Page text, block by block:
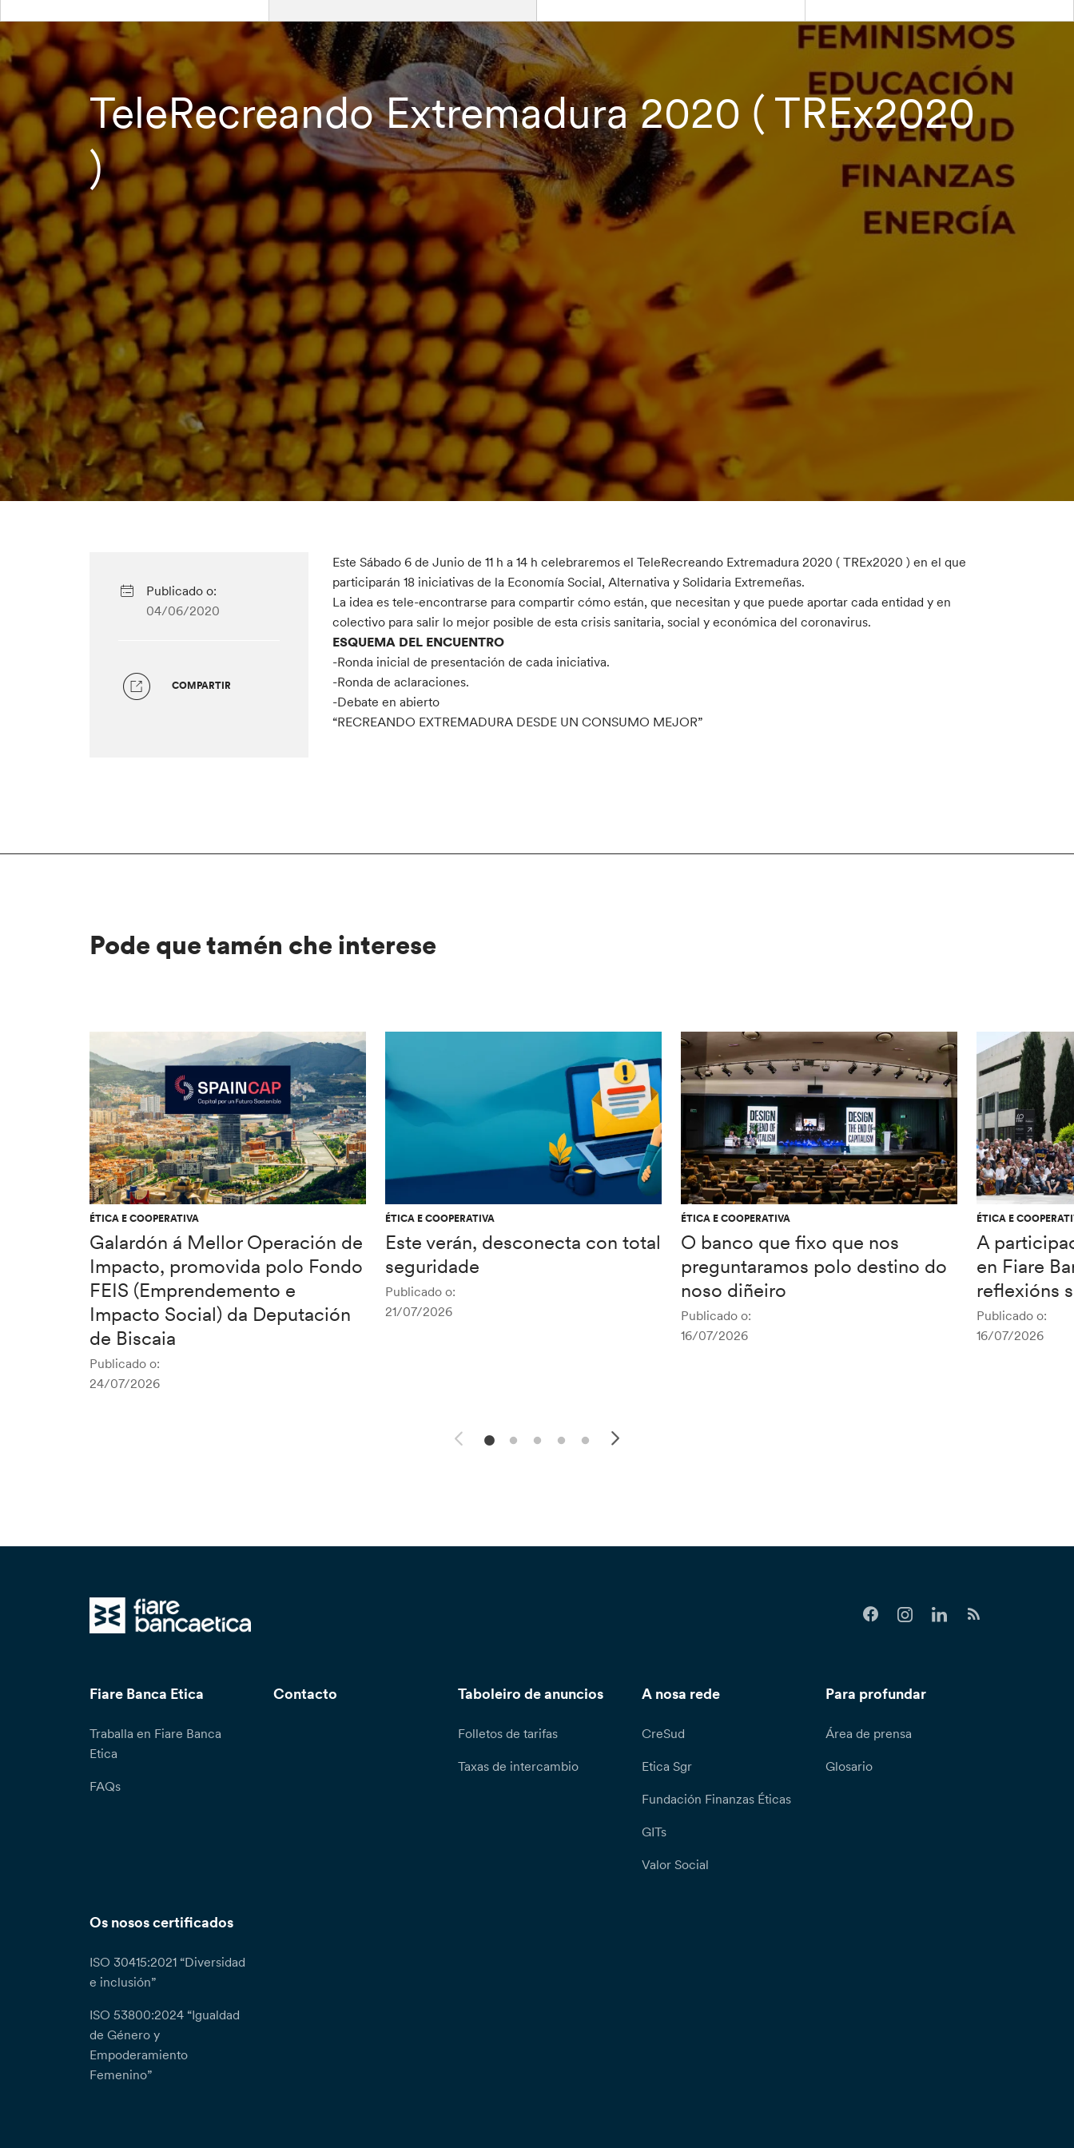
TeleRecreando Extremadura 2020 ( TREx2020
)
Publicado o:
04/06/2020
COMPARTIR
Este Sábado 6 de Junio de 11 h a 14 h celebraremos el TeleRecreando Extremadura 2020 ( TREx2020 ) en el que
participarán 18 iniciativas de la Economía Social, Alternativa y Solidaria Extremeñas.
La idea es tele-encontrarse para compartir cómo están, que necesitan y que puede aportar cada entidad y en
colectivo para salir lo mejor posible de esta crisis sanitaria, social y económica del coronavirus.
ESQUEMA DEL ENCUENTRO
-Ronda inicial de presentación de cada iniciativa.
-Ronda de aclaraciones.
-Debate en abierto
“RECREANDO EXTREMADURA DESDE UN CONSUMO MEJOR”
Pode que tamén che interese
ÉTICA E COOPERATIVA
Galardón á Mellor Operación de
Impacto, promovida polo Fondo
FEIS (Emprendemento e
Impacto Social) da Deputación
de Biscaia
Publicado o:
24/07/2026
ÉTICA E COOPERATIVA
Este verán, desconecta con total
seguridade
Publicado o:
21/07/2026
ÉTICA E COOPERATIVA
O banco que fixo que nos
preguntaramos polo destino do
noso diñeiro
Publicado o:
16/07/2026
ÉTICA E
A
en Fiare
reflexións
Publicado o:
16/07/2026
Fiare Banca Etica
Traballa en Fiare Banca
Etica
FAQs
Contacto Taboleiro de anuncios
Folletos de tarifas
Taxas de intercambio
A nosa rede
CreSud
Etica Sgr
Fundación Finanzas Éticas
GITs
Valor Social
Para profundar
Área de prensa
Glosario
Os nosos certificados
ISO 30415:2021 “Diversidad
e inclusión”
ISO 53800:2024 “Igualdad
de Género y
Empoderamiento
Femenino”